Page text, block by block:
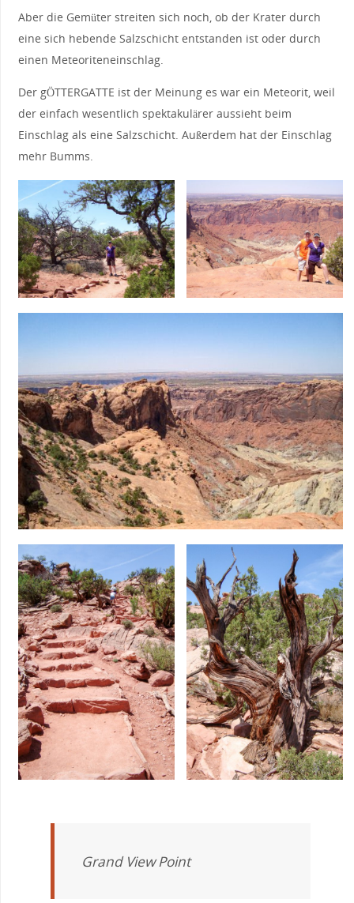
Aber die Gemüter streiten sich noch, ob der Krater durch
eine sich hebende Salzschicht entstanden ist oder durch
einen Meteoriteneinschlag.
Der gÖTTERGATTE ist der Meinung es war ein Meteorit, weil
der einfach wesentlich spektakulärer aussieht beim
Einschlag als eine Salzschicht. Außerdem hat der Einschlag
mehr Bumms.
Grand View Point